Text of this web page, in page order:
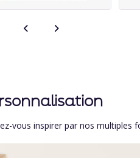
vous inspirer par nos multiples